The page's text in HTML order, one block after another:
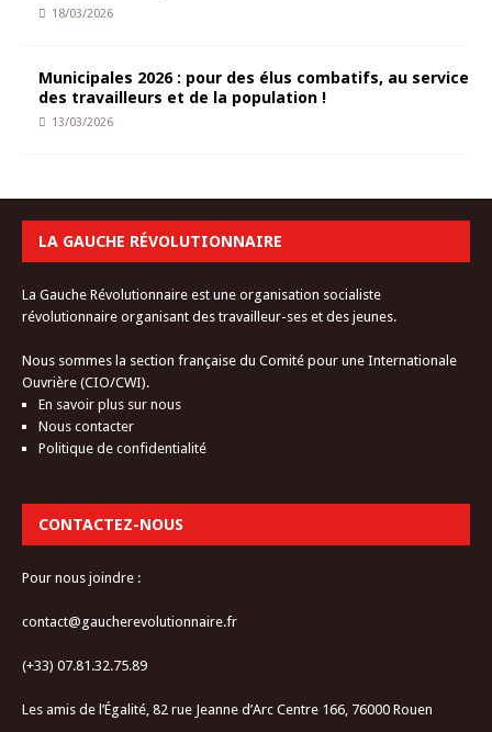
18/03/2026
Municipales 2026 : pour des élus combatifs, au service
des travailleurs et de la population !
13/03/2026
LA GAUCHE RÉVOLUTIONNAIRE
La Gauche Révolutionnaire est une organisation socialiste
révolutionnaire organisant des travailleur-ses et des jeunes.
Nous sommes la section française du Comité pour une Internationale
Ouvrière (CIO/CWI).
En savoir plus sur nous
Nous contacter
Politique de confidentialité
CONTACTEZ-NOUS
Pour nous joindre :
contact@gaucherevolutionnaire.fr
(+33) 07.81.32.75.89
Les amis de l’Égalité, 82 rue Jeanne d’Arc Centre 166, 76000 Rouen